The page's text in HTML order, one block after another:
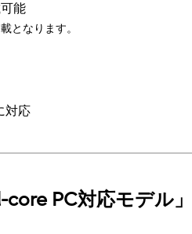
能
となります。
対応
PC対応モデル」